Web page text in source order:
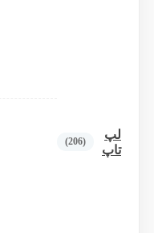
لپ
تاپ
(206)